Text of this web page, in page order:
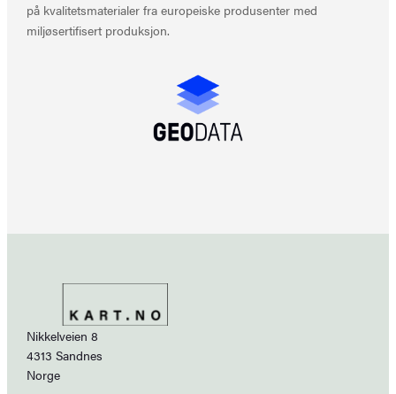
på kvalitetsmaterialer fra europeiske produsenter med
miljøsertifisert produksjon.
Nikkelveien 8
4313 Sandnes
Norge